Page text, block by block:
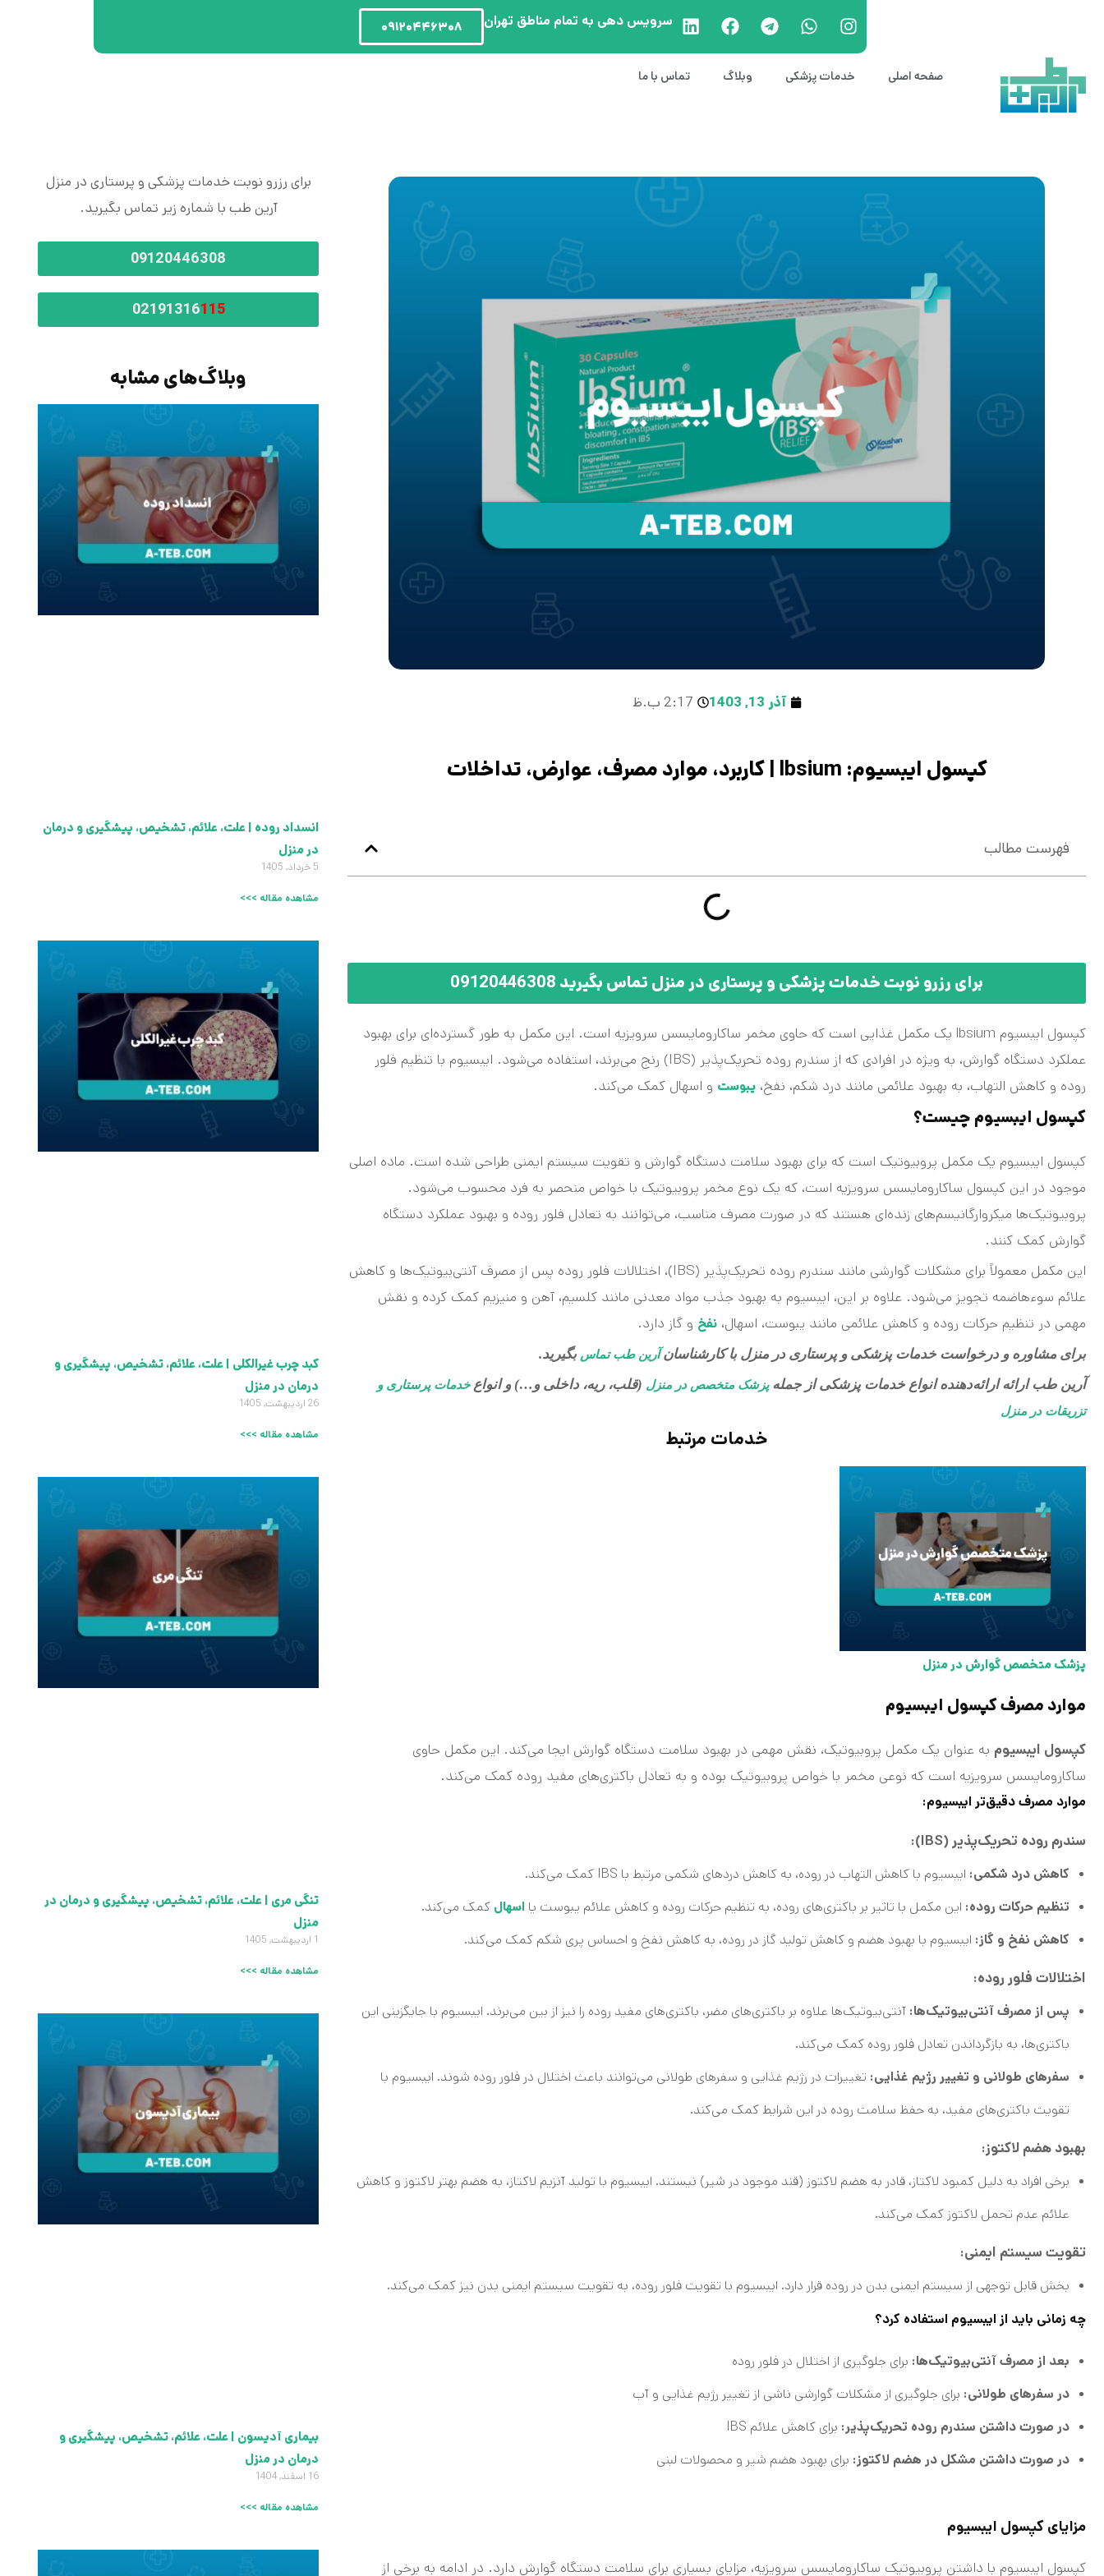
سرویس دهی به تمام مناطق تهران ۰۹۱۲۰۴۴۶۳۰۸
صفحه اصلی خدمات پزشکی وبلاگ تماس با ما
آذر 13, 1403 2:17 ب.ظ
کپسول ایبسیوم: lbsium | کاربرد، موارد مصرف، عوارض، تداخلات
فهرست مطالب
برای رزرو نوبت خدمات پزشکی و پرستاری در منزل تماس بگیرید 09120446308
کپسول ایبسیوم lbsium یک مکمل غذایی است که حاوی مخمر ساکارومایسس سرویزیه است. این مکمل به طور گسترده‌ای برای بهبود
عملکرد دستگاه گوارش، به ویژه در افرادی که از سندرم روده تحریک‌پذیر (IBS) رنج می‌برند، استفاده می‌شود. ایبسیوم با تنظیم فلور
روده و کاهش التهاب، به بهبود علائمی مانند درد شکم، نفخ، یبوست و اسهال کمک می‌کند.
کپسول ایبسیوم چیست؟
کپسول ایبسیوم یک مکمل پروبیوتیک است که برای بهبود سلامت دستگاه گوارش و تقویت سیستم ایمنی طراحی شده است. ماده اصلی
موجود در این کپسول ساکارومایسس سرویزیه است، که یک نوع مخمر پروبیوتیک با خواص منحصر به فرد محسوب می‌شود.
پروبیوتیک‌ها میکروارگانیسم‌های زنده‌ای هستند که در صورت مصرف مناسب، می‌توانند به تعادل فلور روده و بهبود عملکرد دستگاه
گوارش کمک کنند.
این مکمل معمولاً برای مشکلات گوارشی مانند سندرم روده تحریک‌پذیر (IBS)، اختلالات فلور روده پس از مصرف آنتی‌بیوتیک‌ها و کاهش
علائم سوءهاضمه تجویز می‌شود. علاوه بر این، ایبسیوم به بهبود جذب مواد معدنی مانند کلسیم، آهن و منیزیم کمک کرده و نقش
مهمی در تنظیم حرکات روده و کاهش علائمی مانند یبوست، اسهال، نفخ و گاز دارد.
برای مشاوره و درخواست خدمات پزشکی و پرستاری در منزل با کارشناسانآرین طب تماس بگیرید.
آرین طب ارائه ارائه‌دهنده انواع خدمات پزشکی از جملهپزشک متخصص در منزل (قلب، ریه، داخلی و…) و انواعخدمات پرستاری و
تزریقات در منزل
خدمات مرتبط
پزشک متخصص گوارش در منزل
موارد مصرف کپسول ایبسیوم
کپسول ایبسیوم به عنوان یک مکمل پروبیوتیک، نقش مهمی در بهبود سلامت دستگاه گوارش ایجا می‌کند. این مکمل حاوی
ساکارومایسس سرویزیه است که نوعی مخمر با خواص پروبیوتیک بوده و به تعادل باکتری‌های مفید روده کمک می‌کند.
موارد مصرف دقیق‌تر ایبسیوم:
سندرم روده تحریک‌پذیر (IBS):
کاهش درد شکمی: ایبسیوم با کاهش التهاب در روده، به کاهش دردهای شکمی مرتبط با IBS کمک می‌کند.
تنظیم حرکات روده: این مکمل با تاثیر بر باکتری‌های روده، به تنظیم حرکات روده و کاهش علائم یبوست یا اسهال کمک می‌کند.
کاهش نفخ و گاز: ایبسیوم با بهبود هضم و کاهش تولید گاز در روده، به کاهش نفخ و احساس پری شکم کمک می‌کند.
اختلالات فلور روده:
پس از مصرف آنتی‌بیوتیک‌ها: آنتی‌بیوتیک‌ها علاوه بر باکتری‌های مضر، باکتری‌های مفید روده را نیز از بین می‌برند. ایبسیوم با جایگزینی این
باکتری‌ها، به بازگرداندن تعادل فلور روده کمک می‌کند.
سفرهای طولانی و تغییر رژیم غذایی: تغییرات در رژیم غذایی و سفرهای طولانی می‌توانند باعث اختلال در فلور روده شوند. ایبسیوم با
تقویت باکتری‌های مفید، به حفظ سلامت روده در این شرایط کمک می‌کند.
بهبود هضم لاکتوز:
برخی افراد به دلیل کمبود لاکتاز، قادر به هضم لاکتوز (قند موجود در شیر) نیستند. ایبسیوم با تولید آنزیم لاکتاز، به هضم بهتر لاکتوز و کاهش
علائم عدم تحمل لاکتوز کمک می‌کند.
تقویت سیستم ایمنی:
بخش قابل توجهی از سیستم ایمنی بدن در روده قرار دارد. ایبسیوم با تقویت فلور روده، به تقویت سیستم ایمنی بدن نیز کمک می‌کند.
چه زمانی باید از ایبسیوم استفاده کرد؟
بعد از مصرف آنتی‌بیوتیک‌ها: برای جلوگیری از اختلال در فلور روده
در سفرهای طولانی: برای جلوگیری از مشکلات گوارشی ناشی از تغییر رژیم غذایی و آب
در صورت داشتن سندرم روده تحریک‌پذیر: برای کاهش علائم IBS
در صورت داشتن مشکل در هضم لاکتوز: برای بهبود هضم شیر و محصولات لبنی
مزایای کپسول ایبسیوم
کپسول ایبسیوم با داشتن پروبیوتیک ساکارومایسس سرویزیه، مزایای بسیاری برای سلامت دستگاه گوارش دارد. در ادامه به برخی از
برای رزرو نوبت خدمات پزشکی و پرستاری در منزل
آرین طب با شماره زیر تماس بگیرید.
09120446308
02191316115
وبلاگ‌های مشابه
انسداد روده | علت، علائم، تشخیص، پیشگیری و درمان
در منزل
5 خرداد, 1405
مشاهده مقاله >>>
کبد چرب غیرالکلی | علت، علائم، تشخیص، پیشگیری و
درمان در منزل
26 اردیبهشت, 1405
مشاهده مقاله >>>
تنگی مری | علت، علائم، تشخیص، پیشگیری و درمان در
منزل
1 اردیبهشت, 1405
مشاهده مقاله >>>
بیماری آدیسون | علت، علائم، تشخیص، پیشگیری و
درمان در منزل
16 اسفند, 1404
مشاهده مقاله >>>